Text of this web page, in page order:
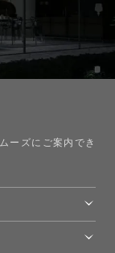
ーズにご案内でき